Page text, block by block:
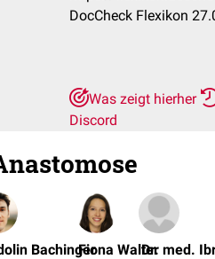
DocCheck Flexikon
Was zeigt hierher
Discord
BachingerFiona WalterDr. med.